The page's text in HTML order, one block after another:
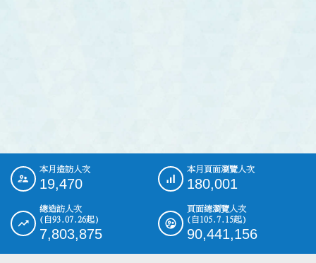
::: 本月造訪人次
19,470
本月頁面瀏覽人次
180,001
總造訪人次
(自93.07.26起)
7,803,875
頁面總瀏覽人次
(自105.7.15起)
90,441,156